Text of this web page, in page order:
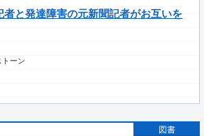
者と発達障害の元新聞記者がお互いを
トーン
図書